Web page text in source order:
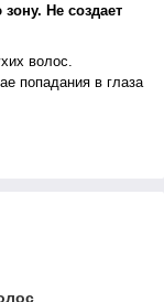
Не создает
волос.
попадания в глаза